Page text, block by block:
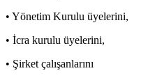
• Yönetim Kurulu üyelerini,
• İcra kurulu üyelerini,
• Şirket çalışanlarını